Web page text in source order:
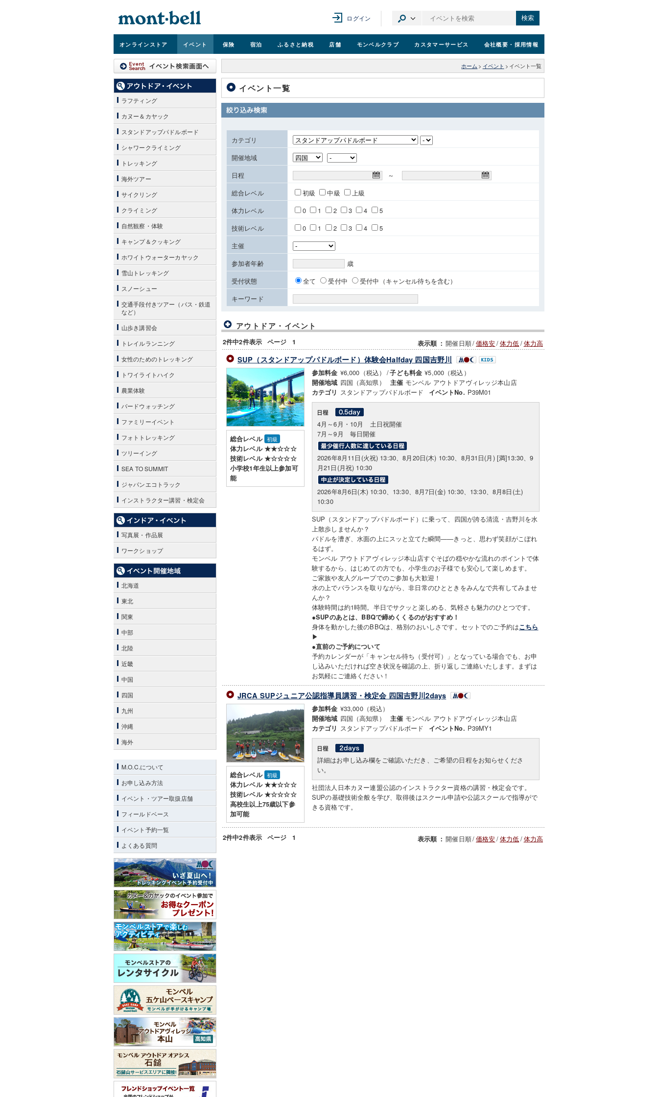
ログイン 検索
オンラインストア イベント 保険 宿泊 ふるさと納税 店舗 モンベルクラブ カスタマーサービス 会社概要 ・採用情報
ホーム > イベント > イベント一覧
イベント一覧
カテゴリ
開催地域
日程
～
総合レベル
初級 中級
上級
体力レベル
0 1 2 3 4
5
技術レベル
0 1 2 3 4
5
主催
参加者年齢
歳
受付状態
全て 受付中
受付中（キャンセル待ちを含む）
キーワード
アウトドア・イベント
2件中2件表示 ページ 1 表示順 ： 開催日順/価格安/体力低/体力高
SUP（スタンドアップパドルボード）体験会Halfday 四国吉野川
総合レベル 初級
体力レベル ★★☆☆☆
技術レベル ★☆☆☆☆
小学校1年生以上参加可
能
参加料金 ¥6,000（税込） /子ども料金 ¥5,000（税込）
開催地域 四国（高知県） 主催 モンベル アウトドアヴィレッジ本山店
カテゴリ スタンドアップパドルボード イベントNo. P39M01
4月～6月・10月 土日祝開催
7月～9月 毎日開催
2026年8月11日(火祝) 13:30、8月20日(木) 10:30、8月31日(月) [満]13:30、9
月21日(月祝) 10:30
2026年8月6日(木) 10:30、13:30、8月7日(金) 10:30、13:30、8月8日(土)
10:30
SUP（スタンドアップパドルボード）に乗って、四国が誇る清流・吉野川を水
上散歩しませんか？
パドルを漕ぎ、水面の上にスッと立てた瞬間——きっと、思わず笑顔がこぼれ
るはず。
モンベル アウトドアヴィレッジ本山店すぐそばの穏やかな流れのポイントで体
験するから、はじめての方でも、小学生のお子様でも安心して楽しめます。
ご家族や友人グループでのご参加も大歓迎！
水の上でバランスを取りながら、非日常のひとときをみんなで共有してみませ
んか？
体験時間は約1時間。半日でサクッと楽しめる、気軽さも魅力のひとつです。
●SUPのあとは、BBQで締めくくるのがおすすめ！
身体を動かした後のBBQは、格別のおいしさです。セットでのご予約はこちら
▶
●直前のご予約について
予約カレンダーが「キャンセル待ち（受付可）」となっている場合でも、お申
し込みいただければ空き状況を確認の上、折り返しご連絡いたします。まずは
お気軽にご連絡ください！
JRCA SUPジュニア公認指導員講習・検定会 四国吉野川2days
総合レベル 初級
体力レベル ★★☆☆☆
技術レベル ★☆☆☆☆
高校生以上75歳以下参
加可能
参加料金 ¥33,000（税込）
開催地域 四国（高知県） 主催 モンベル アウトドアヴィレッジ本山店
カテゴリ スタンドアップパドルボード イベントNo. P39MY1
詳細はお申し込み欄をご確認いただき、ご希望の日程をお知らせくださ
い。
社団法人日本カヌー連盟公認のインストラクター資格の講習・検定会です。
SUPの基礎技術全般を学び、取得後はスクール申請や公認スクールで指導がで
きる資格です。
2件中2件表示 ページ 1 表示順 ： 開催日順/価格安/体力低/体力高
ラフティング
カヌー＆カヤック
スタンドアップパドルボード
シャワークライミング
トレッキング
海外ツアー
サイクリング
クライミング
自然観察・体験
キャンプ＆クッキング
ホワイトウォーターカヤック
雪山トレッキング
スノーシュー
交通手段付きツアー（バス・鉄道
など）
山歩き講習会
トレイルランニング
女性のためのトレッキング
トワイライトハイク
農業体験
バードウォッチング
ファミリーイベント
フォトトレッキング
ツリーイング
SEA TO SUMMIT
ジャパンエコトラック
インストラクター講習・検定会
写真展・作品展
ワークショップ
北海道
東北
関東
中部
北陸
近畿
中国
四国
九州
沖縄
海外
M.O.C.について
お申し込み方法
イベント・ツアー取扱店舗
フィールドベース
イベント予約一覧
よくある質問